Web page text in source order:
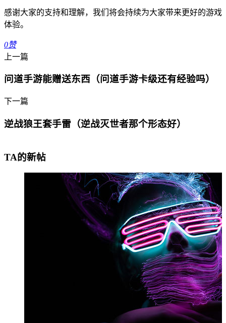
感谢大家的支持和理解，我们将会持续为大家带来更好的游戏
体验。
0赞
上一篇
问道手游能赠送东西（问道手游卡级还有经验吗）
下一篇
逆战狼王套手雷（逆战灭世者那个形态好）
TA的新帖